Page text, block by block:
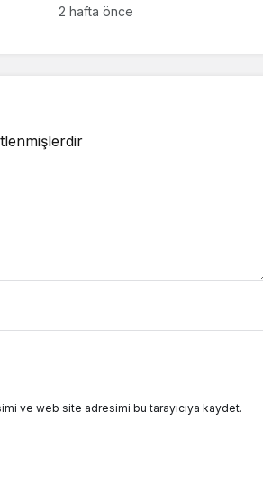
2 hafta önce
ve web site adresimi bu tarayıcıya kaydet.